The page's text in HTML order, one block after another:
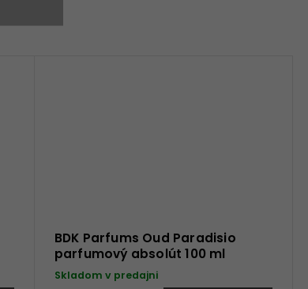
BDK Parfums Oud Paradisio
parfumový absolút 100 ml
Skladom v predajni